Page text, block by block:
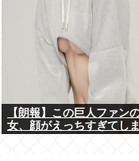
【朗報】この巨人ファン
女、顔がえっちすぎてし